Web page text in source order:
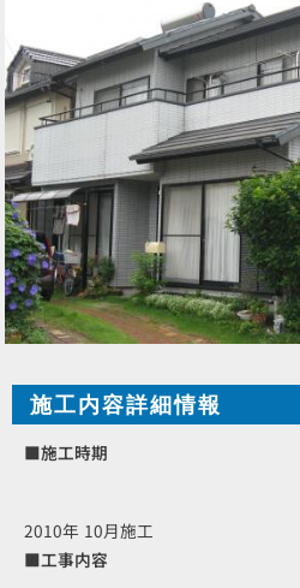
施工内容詳細情報
■施工時期
2010年 10月施工
■工事内容